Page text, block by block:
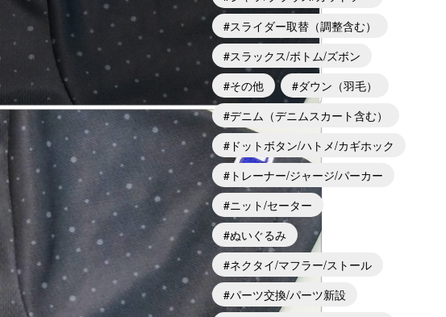
スライダー取替（調整含む）
スラックス/ボトム/ズボン
その他
ダウン（羽毛）
デニム（デニムスカート含む）
ドットボタン/ハトメ/カギホック
トレーナー/ジャージ/パーカー
ニット/セーター
ぬいぐるみ
ネクタイ/マフラー/ストール
パーツ交換/パーツ新設